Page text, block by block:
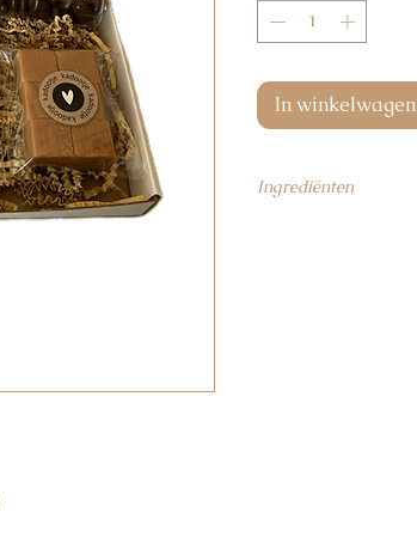
In winkelwagen
Ingrediënten